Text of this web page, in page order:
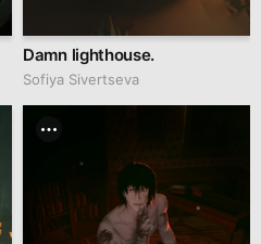
Damn lighthouse.
Sofiya Sivertseva